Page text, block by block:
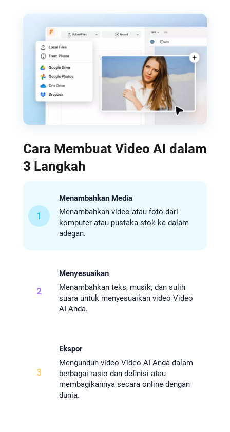
Cara Membuat Video AI dalam
3 Langkah
1
Menambahkan Media
Menambahkan video atau foto dari
komputer atau pustaka stok ke dalam
adegan.
2
Menyesuaikan
Menambahkan teks, musik, dan sulih
suara untuk menyesuaikan video Video
AI Anda.
3
Ekspor
Mengunduh video Video AI Anda dalam
berbagai rasio dan definisi atau
membagikannya secara online dengan
dunia.